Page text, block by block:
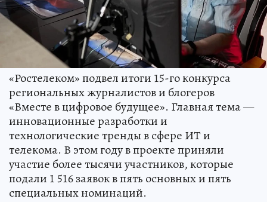
«Ростелеком» подвел итоги 15-го конкурса
региональных журналистов и блогеров
«Вместе в цифровое будущее». Главная тема —
инновационные разработки и
технологические тренды в сфере ИТ и
телекома. В этом году в проекте приняли
участие более тысячи участников, которые
подали 1 516 заявок в пять основных и пять
специальных номинаций.